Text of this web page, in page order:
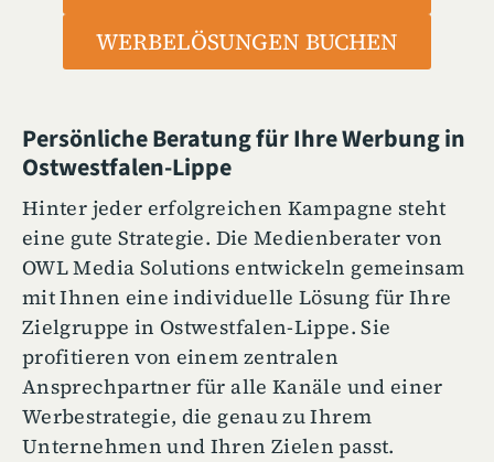
WERBELÖSUNGEN BUCHEN
Persönliche Beratung für Ihre Werbung in
Ostwestfalen-Lippe
Hinter jeder erfolgreichen Kampagne steht
eine gute Strategie. Die Medienberater von
OWL Media Solutions entwickeln gemeinsam
mit Ihnen eine individuelle Lösung für Ihre
Zielgruppe in Ostwestfalen-Lippe. Sie
profitieren von einem zentralen
Ansprechpartner für alle Kanäle und einer
Werbestrategie, die genau zu Ihrem
Unternehmen und Ihren Zielen passt.